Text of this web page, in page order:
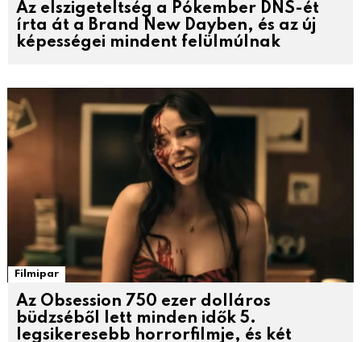
Az elszigeteltség a Pókember DNS-ét
írta át a Brand New Dayben, és az új
képességei mindent felülmúlnak
Filmipar
Az Obsession 750 ezer dolláros
büdzséből lett minden idők 5.
legsikeresebb horrorfilmje, és két